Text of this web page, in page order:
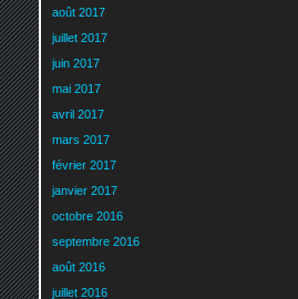
août 2017
juillet 2017
juin 2017
mai 2017
avril 2017
mars 2017
février 2017
janvier 2017
octobre 2016
septembre 2016
août 2016
juillet 2016